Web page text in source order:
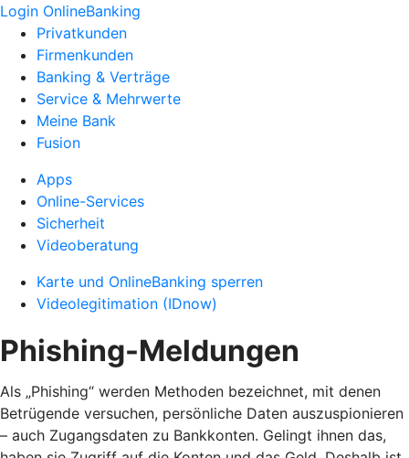
Login OnlineBanking
Privatkunden
Firmenkunden
Banking & Verträge
Service & Mehrwerte
Meine Bank
Fusion
Apps
Online-Services
Sicherheit
Videoberatung
Karte und OnlineBanking sperren
Videolegitimation (IDnow)
Phishing-Meldungen
Als „Phishing“ werden Methoden bezeichnet, mit denen
Betrügende versuchen, persönliche Daten auszuspionieren
– auch Zugangsdaten zu Bankkonten. Gelingt ihnen das,